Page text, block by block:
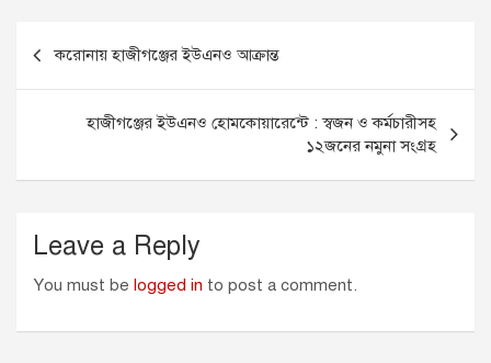
o
o
n
g
e
A
p
p
e
r
navigation
করোনায় হাজীগঞ্জের ইউএনও আক্রান্ত
হাজীগঞ্জের ইউএনও হোমকোয়ারেন্টে : স্বজন ও কর্মচারীসহ
১২জনের নমুনা সংগ্রহ
Leave a Reply
You must be logged in to post a comment.